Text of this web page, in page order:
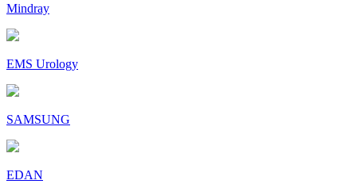
Mindray
EMS Urology
SAMSUNG
EDAN